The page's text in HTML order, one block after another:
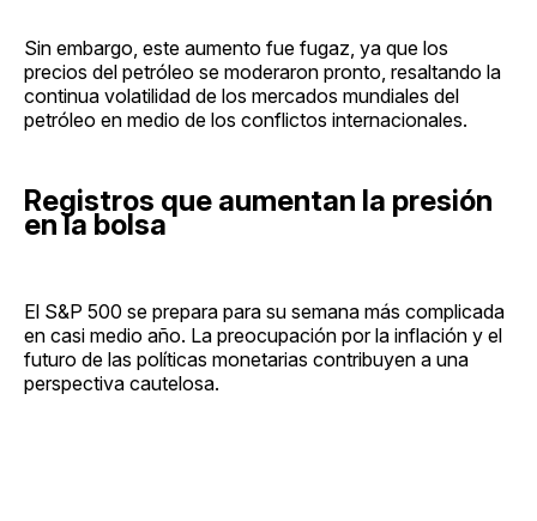
Sin embargo, este aumento fue fugaz, ya que los
precios del petróleo se moderaron pronto, resaltando la
continua volatilidad de los mercados mundiales del
petróleo en medio de los conflictos internacionales.
Registros que aumentan la presión
en la bolsa
El S&P 500 se prepara para su semana más complicada
en casi medio año. La preocupación por la inflación y el
futuro de las políticas monetarias contribuyen a una
perspectiva cautelosa.